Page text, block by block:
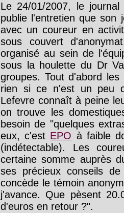
Le 24/01/2007, le journal
publie l'entretien que son
avec un coureur en
sous couvert
organisé au sein de
sous la houlette du Dr
groupes. Tout d'abord
rien si ce n'est un peu
Lefevre connaît à peine
on trouve les
besoin de "quelques
eux, c'est EPO à faible
(indétectable). Les
certaine somme auprès
ses précieux conseils
concède le témoin
j'avance. Que pèsent
d'euros en retour ?".